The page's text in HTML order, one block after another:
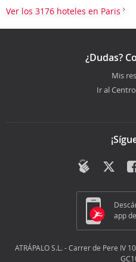
Ver los 3176 hoteles en Paris
¿Dudas?
Mis
Ir al
app
ATRÁPALO S.L. - Carrer de Pere IV